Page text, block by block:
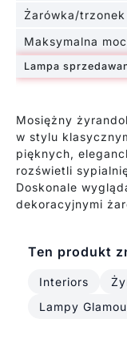
Żarówka/trzonek
Maksymalna moc
Lampa
Mosiężny
w stylu
pięknych,
rozświetli
Doskonale
dekoracyjnymi
Ten produkt
Interiors
Lampy